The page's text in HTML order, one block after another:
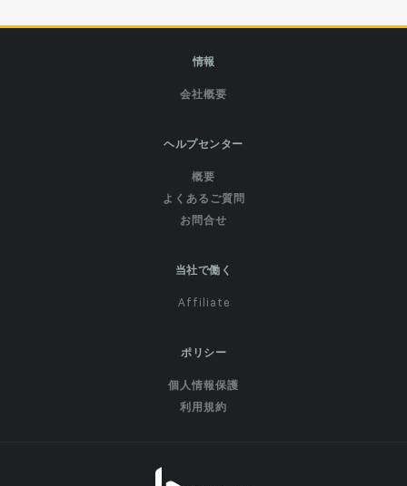
情報
会社概要
ヘルプセンター
概要
よくあるご質問
お問合せ
当社で働く
Affiliate
ポリシー
個人情報保護
利用規約